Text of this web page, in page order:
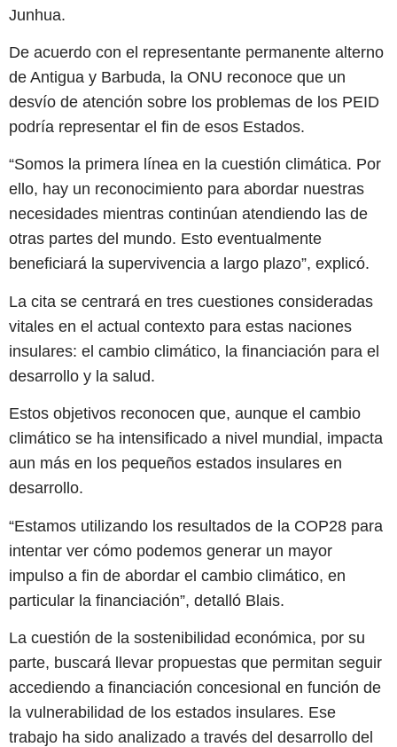
Junhua.
De acuerdo con el representante permanente alterno
de Antigua y Barbuda, la ONU reconoce que un
desvío de atención sobre los problemas de los PEID
podría representar el fin de esos Estados.
“Somos la primera línea en la cuestión climática. Por
ello, hay un reconocimiento para abordar nuestras
necesidades mientras continúan atendiendo las de
otras partes del mundo. Esto eventualmente
beneficiará la supervivencia a largo plazo”, explicó.
La cita se centrará en tres cuestiones consideradas
vitales en el actual contexto para estas naciones
insulares: el cambio climático, la financiación para el
desarrollo y la salud.
Estos objetivos reconocen que, aunque el cambio
climático se ha intensificado a nivel mundial, impacta
aun más en los pequeños estados insulares en
desarrollo.
“Estamos utilizando los resultados de la COP28 para
intentar ver cómo podemos generar un mayor
impulso a fin de abordar el cambio climático, en
particular la financiación”, detalló Blais.
La cuestión de la sostenibilidad económica, por su
parte, buscará llevar propuestas que permitan seguir
accediendo a financiación concesional en función de
la vulnerabilidad de los estados insulares. Ese
trabajo ha sido analizado a través del desarrollo del